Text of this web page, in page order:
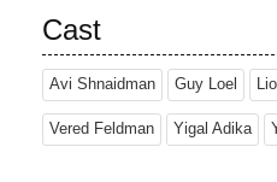
scoperto che la sua ragazza lo
Cast
Avi Shnaidman Guy Loel
Vered Feldman Yigal Adika